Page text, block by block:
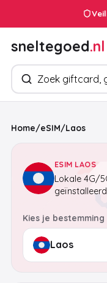
sneltegoed.nl
Zoek producten
Home/eSIM/Laos
ESIM LAOS
Lokale 4G/
Kies je bestemming